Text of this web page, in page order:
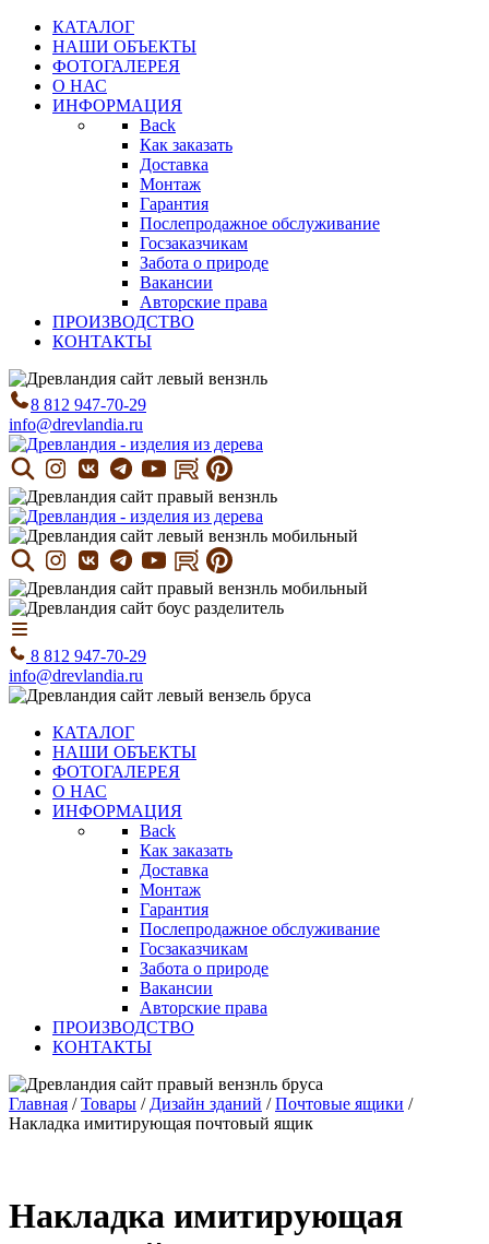
КАТАЛОГ
НАШИ ОБЪЕКТЫ
ФОТОГАЛЕРЕЯ
О НАС
ИНФОРМАЦИЯ
Back
Как заказать
Доставка
Монтаж
Гарантия
Послепродажное обслуживание
Госзаказчикам
Забота о природе
Вакансии
Авторские права
ПРОИЗВОДСТВО
КОНТАКТЫ
8 812 947-70-29
info@drevlandia.ru
8 812 947-70-29
info@drevlandia.ru
КАТАЛОГ
НАШИ ОБЪЕКТЫ
ФОТОГАЛЕРЕЯ
О НАС
ИНФОРМАЦИЯ
Back
Как заказать
Доставка
Монтаж
Гарантия
Послепродажное обслуживание
Госзаказчикам
Забота о природе
Вакансии
Авторские права
ПРОИЗВОДСТВО
КОНТАКТЫ
Главная /Товары / Дизайн зданий /Почтовые ящики /
Накладка имитирующая почтовый ящик
Накладка имитирующая